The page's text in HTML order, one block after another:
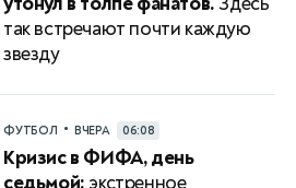
так встречают почти каждую
звезду
ФУТБОЛ • ВЧЕРА 06:08
Кризис в ФИФА, день